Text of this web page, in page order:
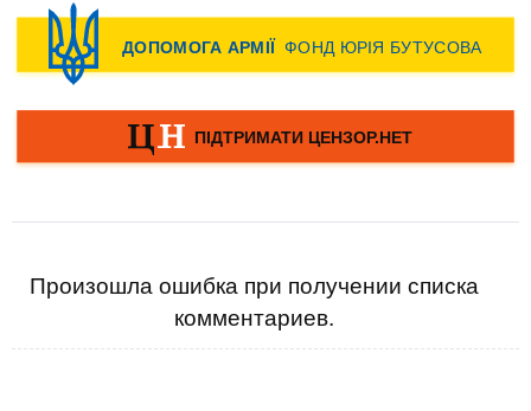
Произошла ошибка при получении списка
комментариев.